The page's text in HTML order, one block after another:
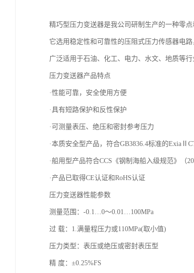
精巧型压力变送器是我公司研制生产的一种零
它选用稳定性和可靠性的压阻式压力传感器电路
广泛适用于石油、化工、电力、水文、地质等行
压力变送器产品特点
·性能可靠，安全使用方便
·具有短路保护和反性保护
·可测量表压、绝压和密封参考压力
·本质安全型产品，符合GB3836.4标准的
·船用型产品符合CCS《钢制海船入级规范》（
·产品已取得CE认证和RoHS认证
压力变送器性能参数
测量范围：-0.1…0～0.01…100MPa
过 载：1.满量程压力或110MPa(取小值)
压力类型：表压或绝压或密封表压型
精 度：±0.25%FS